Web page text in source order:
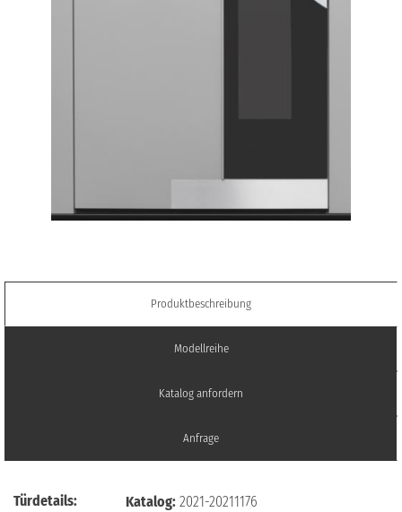
Produktbeschreibung
Modellreihe
Katalog anfordern
Anfrage
Türdetails: Katalog: 2021-20211176